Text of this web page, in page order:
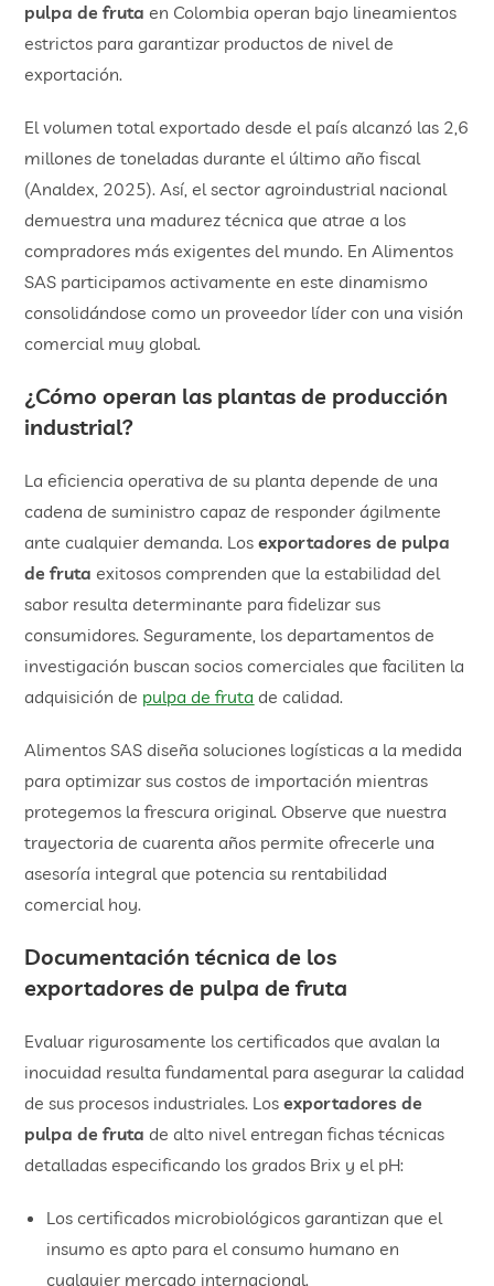
pulpa de fruta en Colombia operan bajo lineamientos
estrictos para garantizar productos de nivel de
exportación.
El volumen total exportado desde el país alcanzó las 2,6
millones de toneladas durante el último año fiscal
(Analdex, 2025). Así, el sector agroindustrial nacional
demuestra una madurez técnica que atrae a los
compradores más exigentes del mundo. En Alimentos
SAS participamos activamente en este dinamismo
consolidándose como un proveedor líder con una visión
comercial muy global.
¿Cómo operan las plantas de producción
industrial?
La eficiencia operativa de su planta depende de una
cadena de suministro capaz de responder ágilmente
ante cualquier demanda. Losexportadores de pulpa
de fruta exitosos comprenden que la estabilidad del
sabor resulta determinante para fidelizar sus
consumidores. Seguramente, los departamentos de
investigación buscan socios comerciales que faciliten la
adquisición de pulpa de fruta de calidad.
Alimentos SAS diseña soluciones logísticas a la medida
para optimizar sus costos de importación mientras
protegemos la frescura original. Observe que nuestra
trayectoria de cuarenta años permite ofrecerle una
asesoría integral que potencia su rentabilidad
comercial hoy.
Documentación técnica de los
exportadores de pulpa de fruta
Evaluar rigurosamente los certificados que avalan la
inocuidad resulta fundamental para asegurar la calidad
de sus procesos industriales. Losexportadores de
pulpa de fruta de alto nivel entregan fichas técnicas
detalladas especificando los grados Brix y el pH:
​Los certificados microbiológicos garantizan que el
insumo es apto para el consumo humano en
cualquier mercado internacional.